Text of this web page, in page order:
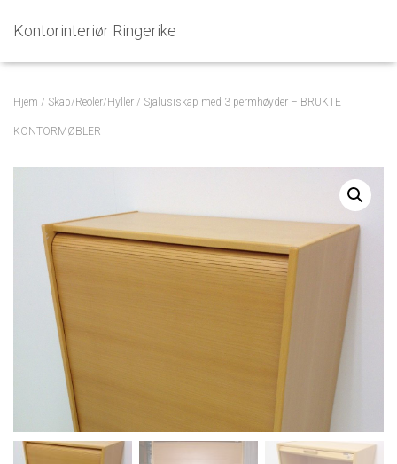
Kontorinteriør Ringerike
Hjem / Skap/Reoler/Hyller / Sjalusiskap med 3 permhøyder – BRUKTE
KONTORMØBLER